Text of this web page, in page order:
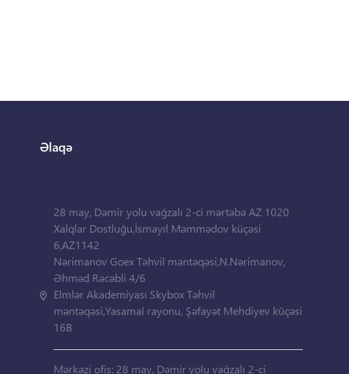
Əlaqə
28 may, Dəmir yolu vağzalı 2-ci mərtəbə AZ 1020
Xalqlar Dostluğu,İsmayıl Məmmədov küçəsi
6,AZ1142
Nərimanov Goex Təhvil məntəqəsi,N.Nərimanov,
Əhməd Rəcəbli 4/6
Elmlər Akademiyası Skybox Təhvil
məntəqəsi,Yasamal rayonu, Şəfayət Mehdiyev küçəsi
16B
Mərkəzi ofis: 28 may, Dəmir yolu vağzalı 2-ci